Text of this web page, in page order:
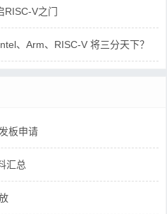
RISC-V之门
、Arm、RISC-V 将三分天下？
板申请
汇总